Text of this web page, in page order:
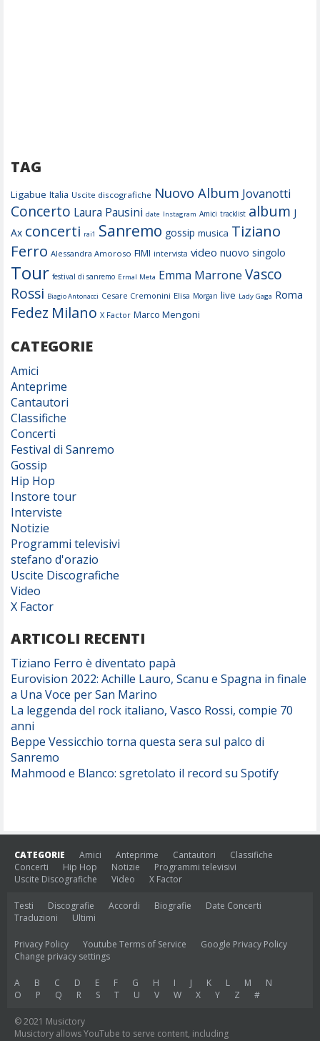
TAG
Ligabue Italia Uscite discografiche Nuovo Album Jovanotti
Concerto Laura Pausini date Instagram Amici tracklist album J
Ax concerti rai1 Sanremo gossip musica Tiziano
Ferro Alessandra Amoroso FIMI intervista video nuovo singolo
Tour festival di sanremo Ermal Meta Emma Marrone Vasco
Rossi Biagio Antonacci Cesare Cremonini Elisa Morgan live Lady Gaga Roma
Fedez Milano X Factor Marco Mengoni
CATEGORIE
Amici
Anteprime
Cantautori
Classifiche
Concerti
Festival di Sanremo
Gossip
Hip Hop
Instore tour
Interviste
Notizie
Programmi televisivi
stefano d'orazio
Uscite Discografiche
Video
X Factor
ARTICOLI RECENTI
Tiziano Ferro è diventato papà
Eurovision 2022: Achille Lauro, Scanu e Spagna in finale
a Una Voce per San Marino
La leggenda del rock italiano, Vasco Rossi, compie 70
anni
Beppe Vessicchio torna questa sera sul palco di
Sanremo
Mahmood e Blanco: sgretolato il record su Spotify
CATEGORIE Amici Anteprime Cantautori
Classifiche
Concerti
Hip Hop Notizie
Programmi televisivi
Uscite Discografiche
Video X Factor
Testi Discografie Accordi Biografie
Date Concerti
Traduzioni
Ultimi
Privacy Policy Youtube Terms of Service
Google Privacy Policy
Change privacy settings
A B C D E F G H I J K L M
N
O
P Q R S T U V W X Y Z #
© 2021 Musictory
Musictory allows YouTube to serve content, including